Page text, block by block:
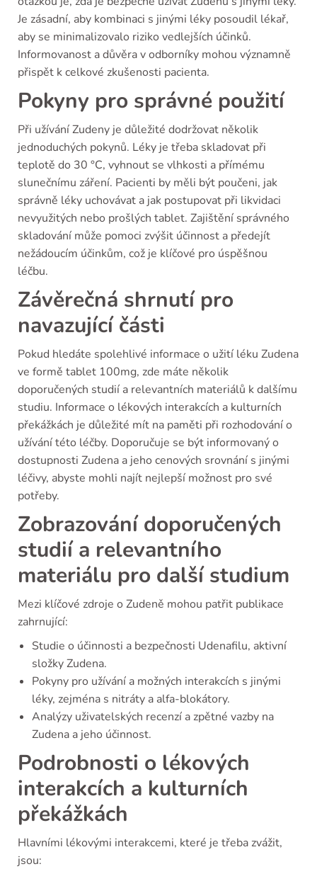
Je zásadní, aby kombinaci s jinými léky posoudil lékař,
aby se minimalizovalo riziko vedlejších účinků.
Informovanost a důvěra v odborníky mohou významně
přispět k celkové zkušenosti pacienta.
Pokyny pro správné použití
Při užívání Zudeny je důležité dodržovat několik
jednoduchých pokynů. Léky je třeba skladovat při
teplotě do 30 °C, vyhnout se vlhkosti a přímému
slunečnímu záření. Pacienti by měli být poučeni, jak
správně léky uchovávat a jak postupovat při likvidaci
nevyužitých nebo prošlých tablet. Zajištění správného
skladování může pomoci zvýšit účinnost a předejít
nežádoucím účinkům, což je klíčové pro úspěšnou
léčbu.
Závěrečná shrnutí pro
navazující části
Pokud hledáte spolehlivé informace o užití léku Zudena
ve formě tablet 100mg, zde máte několik
doporučených studií a relevantních materiálů k dalšímu
studiu. Informace o lékových interakcích a kulturních
překážkách je důležité mít na paměti při rozhodování o
užívání této léčby. Doporučuje se být informovaný o
dostupnosti Zudena a jeho cenových srovnání s jinými
léčivy, abyste mohli najít nejlepší možnost pro své
potřeby.
Zobrazování doporučených
studií a relevantního
materiálu pro další studium
Mezi klíčové zdroje o Zudeně mohou patřit publikace
zahrnující:
Studie o účinnosti a bezpečnosti Udenafilu, aktivní
složky Zudena.
Pokyny pro užívání a možných interakcích s jinými
léky, zejména s nitráty a alfa-blokátory.
Analýzy uživatelských recenzí a zpětné vazby na
Zudena a jeho účinnost.
Podrobnosti o lékových
interakcích a kulturních
překážkách
Hlavními lékovými interakcemi, které je třeba zvážit,
jsou: